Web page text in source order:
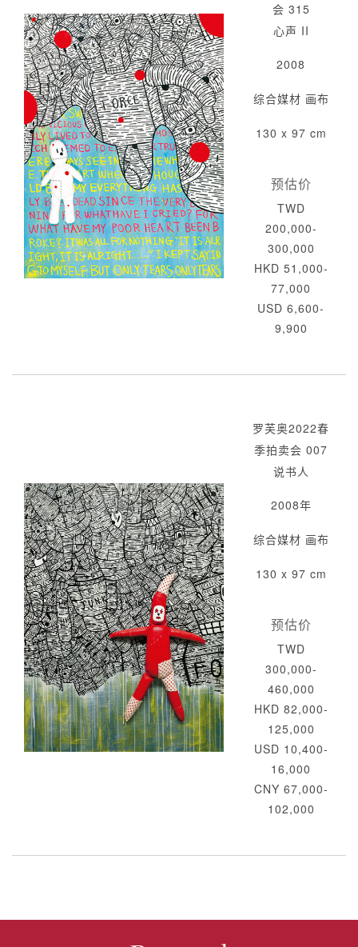
会 315
心声 II
2008
综合媒材 画布
130 x 97 cm
预估价
TWD
200,000-
300,000
HKD 51,000-
77,000
USD 6,600-
9,900
罗芙奥2022春
季拍卖会 007
说书人
2008年
综合媒材 画布
130 x 97 cm
预估价
TWD
300,000-
460,000
HKD 82,000-
125,000
USD 10,400-
16,000
CNY 67,000-
102,000